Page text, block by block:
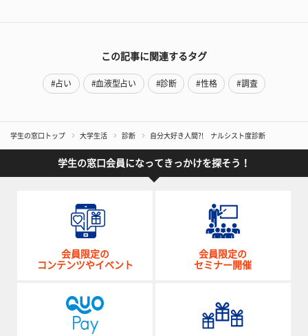
この記事に関連するタグ
#占い #血液型占い #診断 #性格 #調査
学生の窓口トップ 大学生活 診断 自分大好き人間?! ナルシスト度診断
学生の窓口会員になってきっかけを探そう！
会員限定の
コンテンツやイベント
会員限定の
セミナー開催